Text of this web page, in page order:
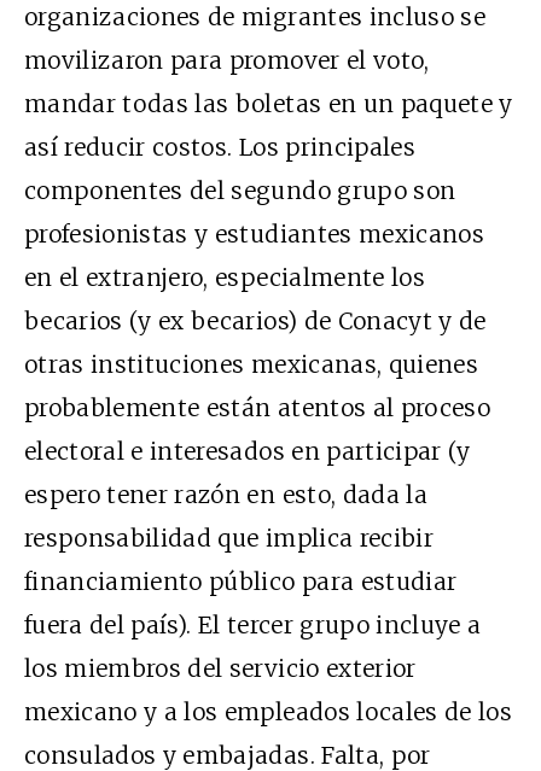
organizaciones de migrantes incluso se
movilizaron para promover el voto,
mandar todas las boletas en un paquete y
así reducir costos. Los principales
componentes del segundo grupo son
profesionistas y estudiantes mexicanos
en el extranjero, especialmente los
becarios (y ex becarios) de Conacyt y de
otras instituciones mexicanas, quienes
probablemente están atentos al proceso
electoral e interesados en participar (y
espero tener razón en esto, dada la
responsabilidad que implica recibir
financiamiento público para estudiar
fuera del país). El tercer grupo incluye a
los miembros del servicio exterior
mexicano y a los empleados locales de los
consulados y embajadas. Falta, por